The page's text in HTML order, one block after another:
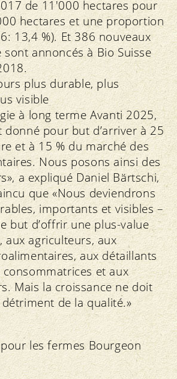
de 11'000 hectares pour
hectares et une proportion
13,4 %). Et 386 nouveaux
annoncés à Bio Suisse
plus durable, plus
visible
à long terme Avanti 2025,
donné pour but d’arriver à 25
et à 15 % du marché des
Nous posons ainsi des
a expliqué Daniel Bärtschi,
que «Nous deviendrons
importants et visibles –
but d’offrir une plus-value
aux agriculteurs, aux
aux détaillants
et aux
Mais la croissance ne doit
de la qualité.»
les fermes Bourgeon